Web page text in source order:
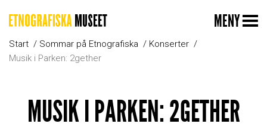
MENY
Start Sommar på Etnografiska
Konserter
Musik i Parken: 2gether
MUSIK I PARKEN: 2GETHER